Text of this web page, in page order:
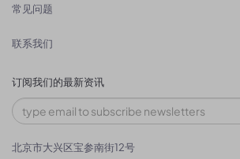
常见问题
联系我们
订阅我们的最新资讯
北京市大兴区宝参南街12号